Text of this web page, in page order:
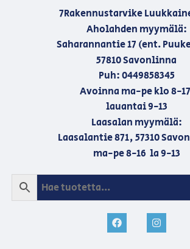
7Rakennustarvike
Aholahden myymälä:
Saharannantie 17 (ent.
57810 Savonlinna
Puh: 0449858345
Avoinna ma-pe klo 8-
lauantai 9-13
Laasalan myymälä:
Laasalantie 871, 57310
ma-pe 8-16 la 9-13